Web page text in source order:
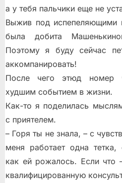
а у тебя пальчики еще не
Выжив под испепеляющими
была добита
Поэтому я буду сейчас
аккомпанировать!
После чего этюд номер
худшим событием в жизни.
Как-то я поделилась
с приятелем.
– Горя ты не знала, – с
меня работает одна тетка,
как ей рожалось. Если что
квалифицированную